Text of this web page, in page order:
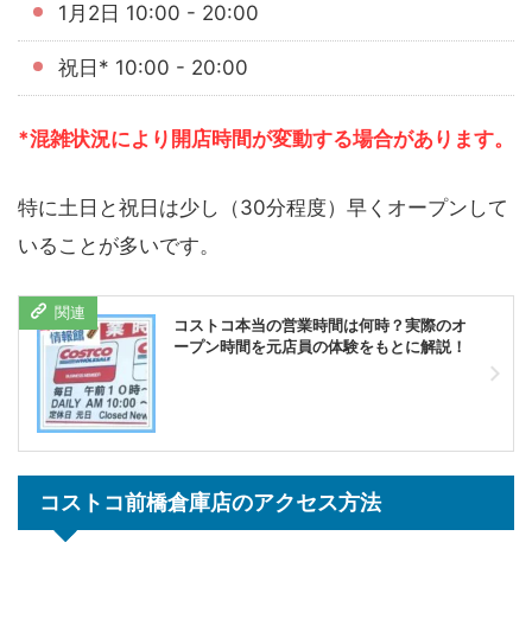
1月2日 10:00 - 20:00
祝日* 10:00 - 20:00
*混雑状況により開店時間が変動する場合があります。
特に土日と祝日は少し（30分程度）早くオープンして
いることが多いです。
コストコ本当の営業時間は何時？実際のオ
ープン時間を元店員の体験をもとに解説！
コストコ前橋倉庫店のアクセス方法